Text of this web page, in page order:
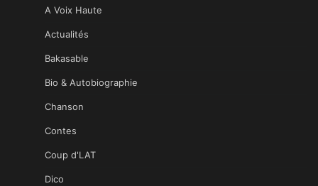
A Voix Haute
Actualités
Bakasable
Bio & Autobiographie
Chanson
Contes
Coup d'LAT
Dico